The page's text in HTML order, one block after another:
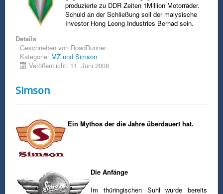
produzierte zu DDR Zeiten 1Million Motorräder.
Schuld an der Schließung soll der malysische
Investor Hong Leong Industries Berhad sein.
Details
Geschrieben von RoadRunner
Kategorie: MZ und Simson
Veröffentlicht: 11. Juni 2008
Simson
Ein Mythos der die Jahre überdauert hat.
Die Anfänge
Im thüringischen Suhl wurde bereits